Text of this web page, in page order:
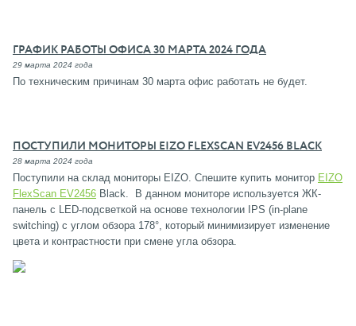
ГРАФИК РАБОТЫ ОФИСА 30 МАРТА 2024 ГОДА
29 марта 2024 года
По техническим причинам 30 марта офис работать не будет.
ПОСТУПИЛИ МОНИТОРЫ EIZO FLEXSCAN EV2456 BLACK
28 марта 2024 года
Поступили на склад мониторы EIZO. Спешите купить монитор EIZO
FlexScan EV2456 Black. В данном мониторе используется ЖК-
панель с LED-подсветкой на основе технологии IPS (in-plane
switching) с углом обзора 178°, который минимизирует изменение
цвета и контрастности при смене угла обзора.